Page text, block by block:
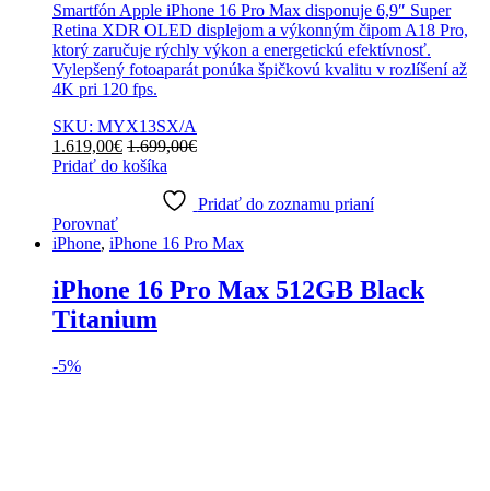
Smartfón Apple iPhone 16 Pro Max disponuje 6,9″ Super
Retina XDR OLED displejom a výkonným čipom A18 Pro,
ktorý zaručuje rýchly výkon a energetickú efektívnosť.
Vylepšený fotoaparát ponúka špičkovú kvalitu v rozlíšení až
4K pri 120 fps.
SKU: MYX13SX/A
1.619,00€ 1.699,00€
Pridať do košíka
Pridať do zoznamu prianí
Porovnať
iPhone, iPhone 16 Pro Max
iPhone 16 Pro Max 512GB Black
Titanium
-5%